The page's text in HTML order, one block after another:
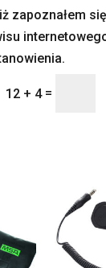
zapoznałem
12 + 4=